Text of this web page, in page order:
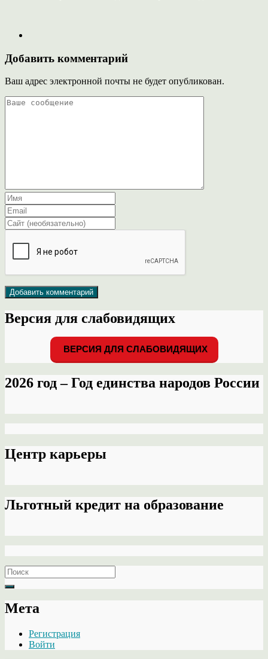
Добавить комментарий
Ваш адрес электронной почты не будет опубликован.
Версия для слабовидящих
ВЕРСИЯ ДЛЯ СЛАБОВИДЯЩИХ
2026 год – Год единства народов России
Центр карьеры
Льготный кредит на образование
Search
for:
Мета
Регистрация
Войти